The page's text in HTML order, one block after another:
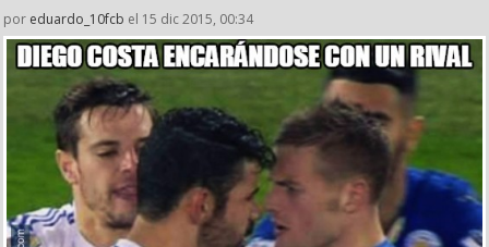
por eduardo_10fcb el 15 dic 2015, 00:34